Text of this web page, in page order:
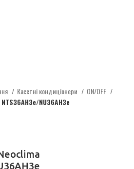
Касетні кондиціонери
ON/OFF
NU36AH3e